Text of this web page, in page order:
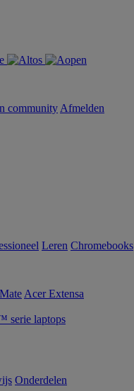
community Afmelden
Leren Chromebooks
Acer Extensa
serie laptops
Onderdelen